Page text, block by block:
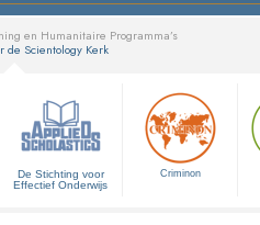
en Humanitaire Programma’s
de Scientology Kerk
De Stichting voor
Effectief Onderwijs
Criminon